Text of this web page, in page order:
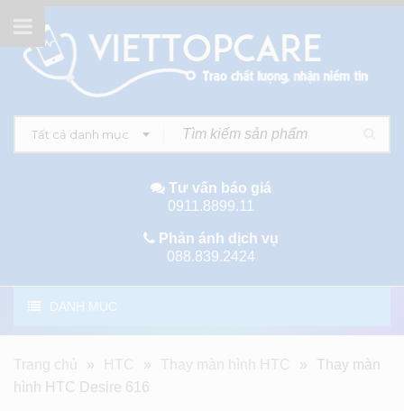
Tất cả danh mục
Tư vấn báo giá
0911.8899.11
Phản ánh dịch vụ
088.839.2424
DANH MỤC
Trang chủ » HTC » Thay màn hình HTC »
Thay màn
hình HTC Desire 616